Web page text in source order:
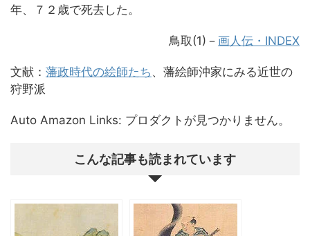
年、７２歳で死去した。
鳥取(1)－ 画人伝・INDEX
文献： 藩政時代の絵師たち 、藩絵師沖家にみる近世の
狩野派
Auto Amazon Links: プロダクトが見つかりません。
こんな記事も読まれています